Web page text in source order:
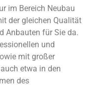
im Bereich Neubau
der gleichen Qualität
Anbauten für Sie da.
und
mit großer
etwa in den
des